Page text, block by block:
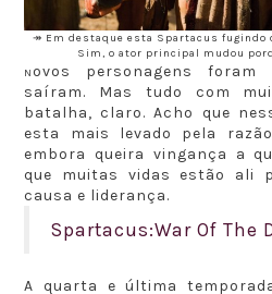
↠ Em destaque esta Spartacus fugindo
Sim, o ator principal mudou
N ovos personagens foram
saíram. Mas tudo com
batalha, claro. Acho que
esta mais levado pela
embora queira vingança a
que muitas vidas estão ali
causa e liderança.
Spartacus:War Of The
A quarta e última